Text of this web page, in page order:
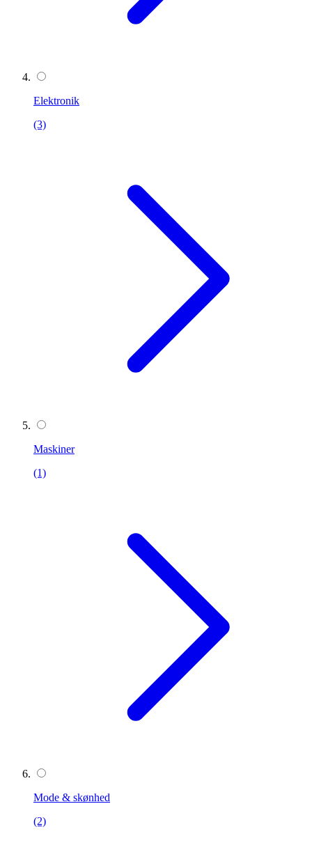
Elektronik
(3)
Maskiner
(1)
Mode & skønhed
(2)